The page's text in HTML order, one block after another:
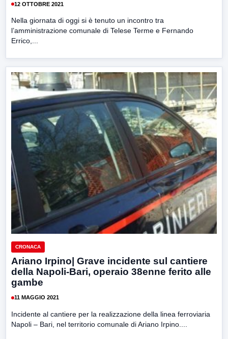
12 OTTOBRE 2021
Nella giornata di oggi si è tenuto un incontro tra
l’amministrazione comunale di Telese Terme e Fernando
Errico,...
CRONACA
Ariano Irpino| Grave incidente sul cantiere
della Napoli-Bari, operaio 38enne ferito alle
gambe
11 MAGGIO 2021
Incidente al cantiere per la realizzazione della linea ferroviaria
Napoli – Bari, nel territorio comunale di Ariano Irpino....